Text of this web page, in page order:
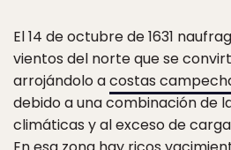
El 14 de octubre de 1631
vientos del norte que se
arrojándolo acostas
debido a una combinación de
climáticas y al exceso de